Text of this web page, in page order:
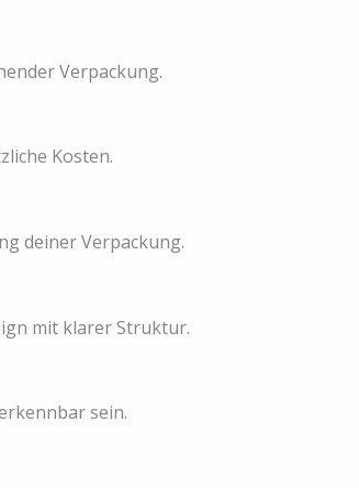
Verpackung.
Kosten.
deiner Verpackung.
mit klarer Struktur.
sein.